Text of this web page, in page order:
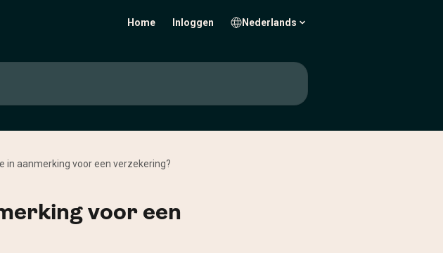
Home Inloggen Nederlands
in aanmerking voor een verzekering?
voor een